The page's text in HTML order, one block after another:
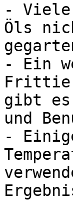
- Viele
Öls
- Ein
gibt es
und
-